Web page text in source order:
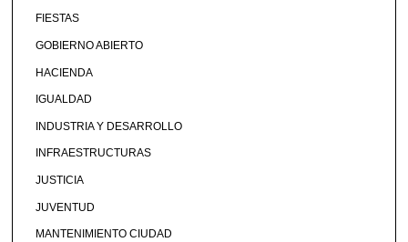
FIESTAS
GOBIERNO ABIERTO
HACIENDA
IGUALDAD
INDUSTRIA Y DESARROLLO
INFRAESTRUCTURAS
JUSTICIA
JUVENTUD
MANTENIMIENTO CIUDAD